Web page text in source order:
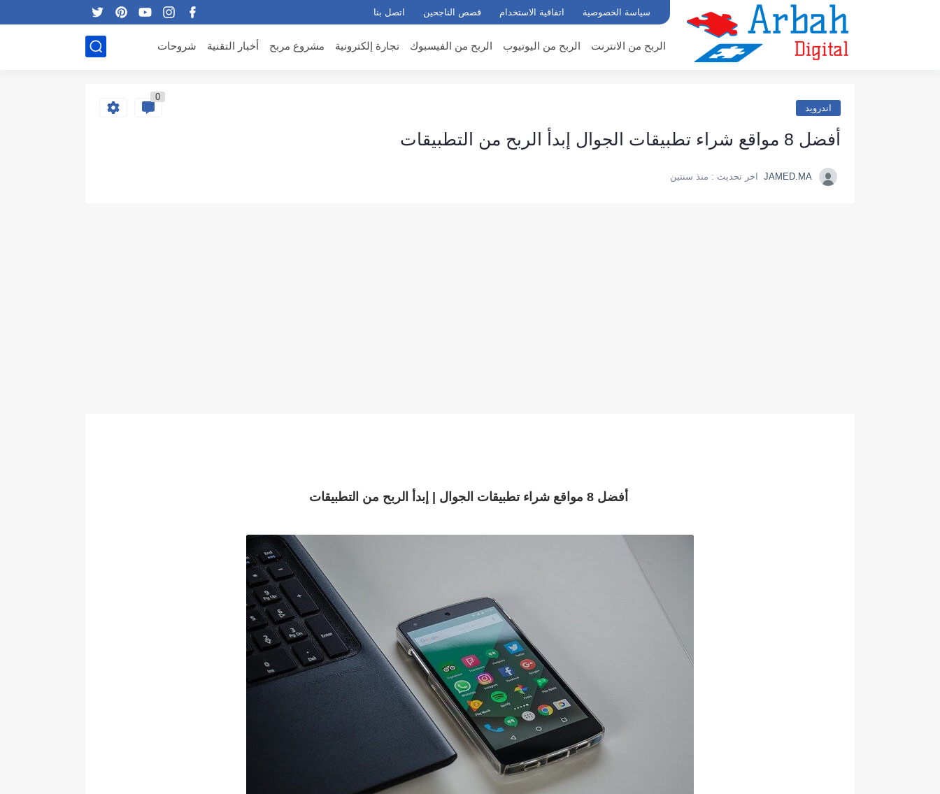
سياسة الخصوصية اتفاقية الاستخدام قصص الناجحين اتصل بنا
الربح من الانترنت الربح من اليوتيوب الربح من الفيسبوك تجارة إلكترونية مشروع مربح أخبار التقنية شروحات
اندرويد
0
أفضل 8 مواقع شراء تطبيقات الجوال إبدأ الربح من التطبيقات
JAMED.MA اخر تحديث : منذ سنتين
أفضل 8 مواقع شراء تطبيقات الجوال | إبدأ الربح من التطبيقات